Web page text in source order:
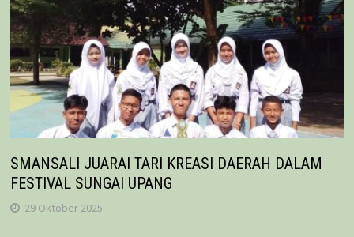
SMANSALI JUARAI TARI KREASI DAERAH DALAM
FESTIVAL SUNGAI UPANG
29 Oktober 2025